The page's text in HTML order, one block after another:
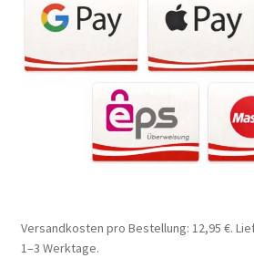
Versandkosten pro Bestellung: 12,95 €.
1–3 Werktage.